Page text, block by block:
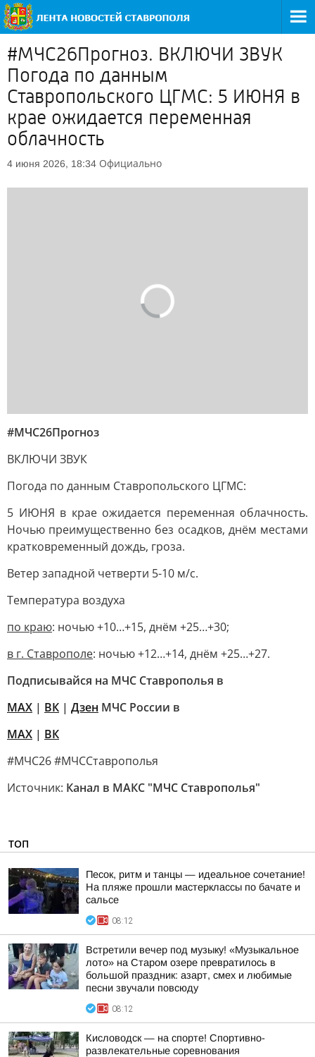
#МЧС26Прогноз. ВКЛЮЧИ ЗВУК
Погода по данным
Ставропольского ЦГМС: 5 ИЮНЯ в
крае ожидается переменная
облачность
4 июня 2026, 18:34 Официально
#МЧС26Прогноз
ВКЛЮЧИ ЗВУК
Погода по данным Ставропольского ЦГМС:
5 ИЮНЯ в крае ожидается переменная облачность.
Ночью преимущественно без осадков, днём местами
кратковременный дождь, гроза.
Ветер западной четверти 5-10 м/с.
Температура воздуха
по краю: ночью +10…+15, днём +25…+30;
в г. Ставрополе: ночью +12…+14, днём +25…+27.
Подписывайся на МЧС Ставрополья в
MAX | ВК | Дзен МЧС России в
MAX | ВК
#МЧС26 #МЧССтаврополья
Источник: Канал в МАКС "МЧС Ставрополья"
ТОП
Песок, ритм и танцы — идеальное сочетание!
На пляже прошли мастерклассы по бачате и
сальсе
08:12
Встретили вечер под музыку! «Музыкальное
лото» на Старом озере превратилось в
большой праздник: азарт, смех и любимые
песни звучали повсюду
08:12
Кисловодск — на спорте! Спортивно-
развлекательные соревнования